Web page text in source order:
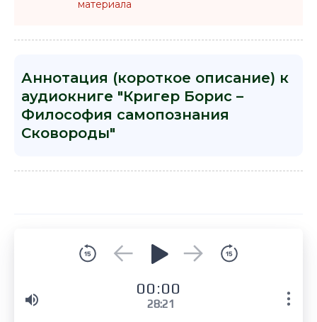
материала
Аннотация (короткое описание) к
аудиокниге "Кригер Борис –
Философия самопознания
Сковороды"
00:00
28:21